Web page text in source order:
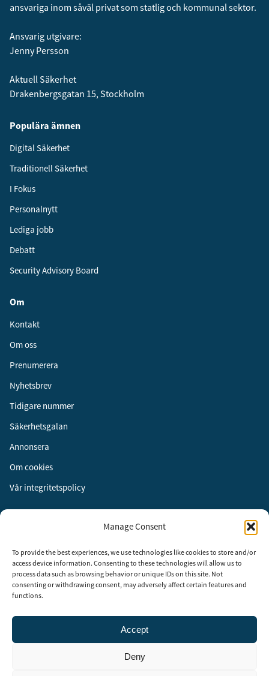
Manage Consent
To provide the best experiences, we use technologies like cookies to store and/or
access device information. Consenting to these technologies will allow us to
process data such as browsing behavior or unique IDs on this site. Not
consenting or withdrawing consent, may adversely affect certain features and
functions.
Accept
Deny
ansvariga inom såväl privat som statlig och kommunal sektor.
Ansvarig utgivare:
Jenny Persson
Aktuell Säkerhet
Drakenbergsgatan 15, Stockholm
Populära ämnen
Digital Säkerhet
Traditionell Säkerhet
I Fokus
Personalnytt
Lediga jobb
Debatt
Security Advisory Board
Om
Kontakt
Om oss
Prenumerera
Nyhetsbrev
Tidigare nummer
Säkerhetsgalan
Annonsera
Om cookies
Vår integritetspolicy
Instagram
LinkedIn
Säkerhet år 2003 för att stimulera, utveckla och informera om